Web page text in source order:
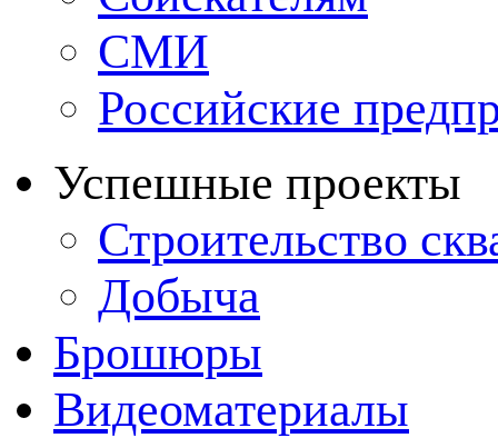
СМИ
Российские
Успешные проекты
Строительство
Добыча
Брошюры
Видеоматериалы